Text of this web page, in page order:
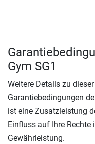
Gym SG1
Weitere Details zu
Garantiebedingungen
ist eine Zusatzleistung
Einfluss auf Ihre Rechte
Gewährleistung.